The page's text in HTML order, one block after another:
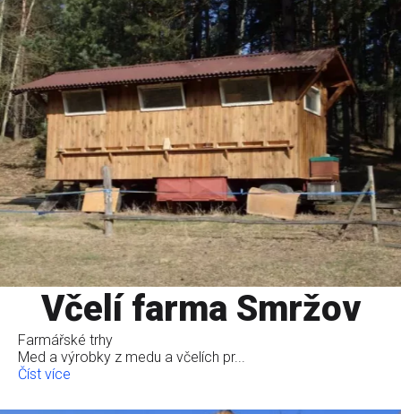
Včelí farma Smržov
Farmářské trhy
Med a výrobky z medu a včelích pr...
Číst více